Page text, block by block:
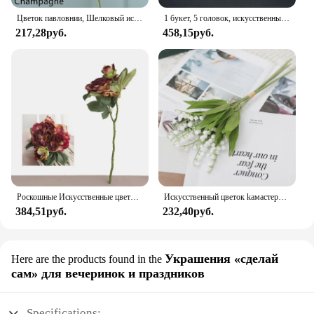
Цветок павловнии, Шелковый искусственный цветок, 45 см, розовые Искусственные цветы для комнаты, свадебная фотосессия, букет «сделай сам», подарки, 1 шт.
217,28руб.
1 букет, 5 головок, искусственные большие цветы пиона, шелковые искусственные цветы Flores для DIY, домашний садовый стол, свадебное украшение
458,15руб.
Роскошные Искусственные цветы пиона на 2 головки, 1 шт., Искусственные Свадебные украшения для дома, гостиной, крыльца
384,51руб.
Искусственный цветок kaмастера, цветок пальмы, пластиковый цветок для дома, скрапбукинг, Рождественское украшение, свадьба, вечеринка, зеленое растение
232,40руб.
Here are the products found in the Украшения «сделай
сам» для вечеринок и праздников